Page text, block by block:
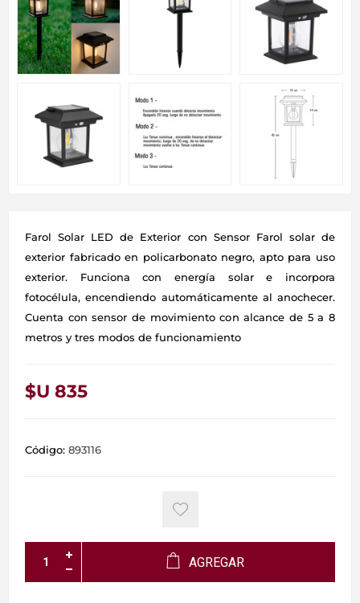
Farol Solar LED de Exterior con Sensor Farol solar de
exterior fabricado en policarbonato negro, apto para uso
exterior. Funciona con energía solar e incorpora
fotocélula, encendiendo automáticamente al anochecer.
Cuenta con sensor de movimiento con alcance de 5 a 8
metros y tres modos de funcionamiento
$U 835
Código: 893116
AGREGAR